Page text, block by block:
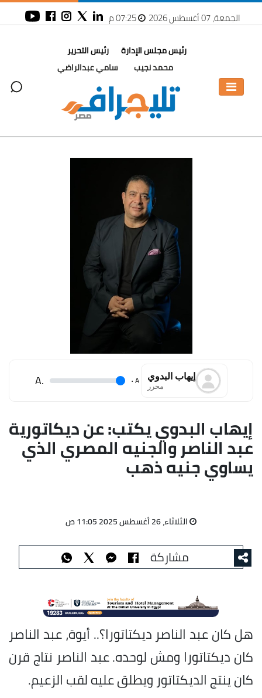
الجمعة، 07 أغسطس 2026 07:25 م
رئيس مجلس الإدارة
محمد نجيب
رئيس التحرير
سامي عبدالراضي
إيهاب البدوي
محرر A
.
.A
إيهاب البدوي يكتب: عن ديكاتورية
عبد الناصر والجنيه المصري الذي
يساوي جنيه ذهب
الثلاثاء، 26 أغسطس 2025 11:05 ص
مشاركة
هل كان عبد الناصر ديكتاتورا؟.. أيوة، عبد الناصر
كان ديكتاتورا ومش لوحده. عبد الناصر نتاج قرن
كان ينتج الديكتاتور ويطلق عليه لقب الزعيم.